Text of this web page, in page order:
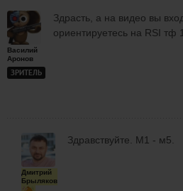
Василий
Аронов
ЗРИТЕЛЬ
Здрасть, а на видео вы
ориентируетесь на RSI тф
Дмитрий
Брыляков
Здравствуйте. М1 - м5.